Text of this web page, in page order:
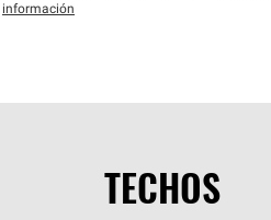
información
TECHOS